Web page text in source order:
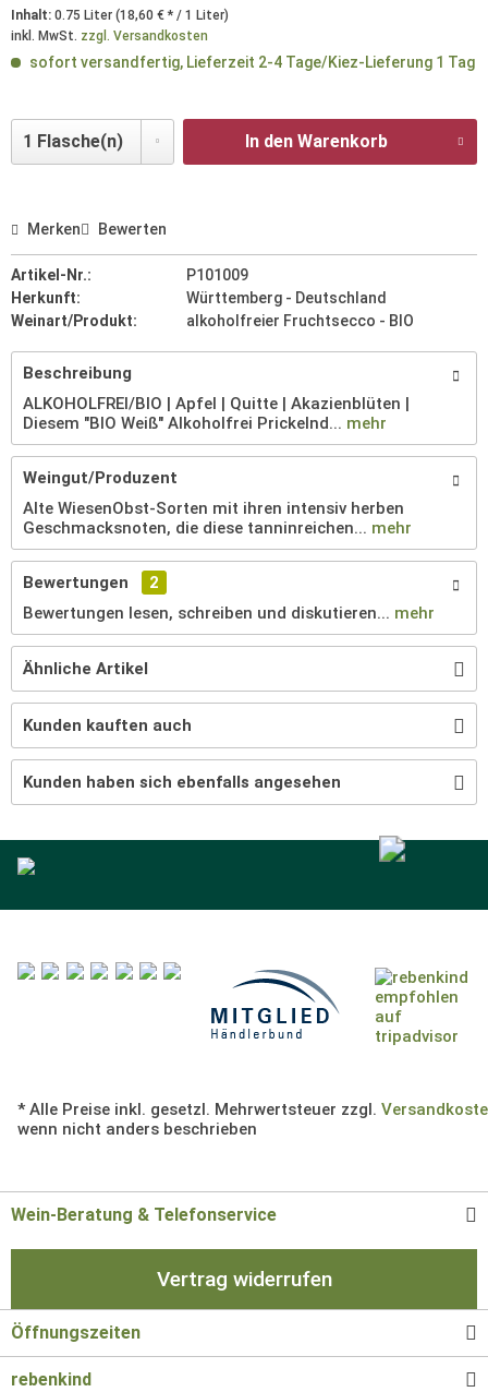
Inhalt: 0.75 Liter (18,60 € * / 1 Liter)
inkl. MwSt. zzgl. Versandkosten
sofort versandfertig, Lieferzeit 2-4 Tage/Kiez-Lieferung 1 Tag
In den Warenkorb
Merken Bewerten
Artikel-Nr.:
P101009
Herkunft:
Württemberg - Deutschland
Weinart/Produkt:
alkoholfreier Fruchtsecco - BIO
Beschreibung
ALKOHOLFREI/BIO | Apfel | Quitte | Akazienblüten |
Diesem "BIO Weiß" Alkoholfrei Prickelnd... mehr
Weingut/Produzent
Alte WiesenObst-Sorten mit ihren intensiv herben
Geschmacksnoten, die diese tanninreichen... mehr
Bewertungen
2
Bewertungen lesen, schreiben und diskutieren... mehr
Ähnliche Artikel
Kunden kauften auch
Kunden haben sich ebenfalls angesehen
* Alle Preise inkl. gesetzl. Mehrwertsteuer zzgl.
wenn nicht anders beschrieben
Wein-Beratung & Telefonservice
Vertrag widerrufen
Öffnungszeiten
rebenkind